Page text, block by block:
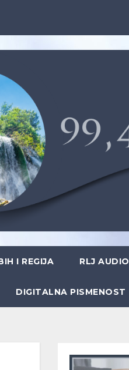
I REGIJA RLJ AUDIO
DIGITALNA PISMENOST